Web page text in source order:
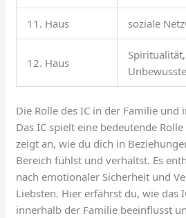
11. Haus soziale
12. Haus
Die Rolle des IC in der Familie und
Das IC spielt eine bedeutende
zeigt an, wie du dich in
Bereich fühlst und verhältst. Es
nach emotionaler Sicherheit und
Liebsten. Hier erfährst du, wie das
innerhalb der Familie beeinflusst